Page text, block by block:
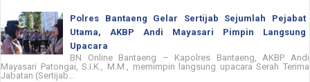
Polres Bantaeng Gelar Sertijab Sejumlah Pejabat
Utama, AKBP Andi Mayasari Pimpin Langsung
Upacara
BN Online Bantaeng – Kapolres Bantaeng, AKBP Andi
Mayasari Patongai, S.I.K., M.M., memimpin langsung upacara Serah Terima
Jabatan (Sertijab...